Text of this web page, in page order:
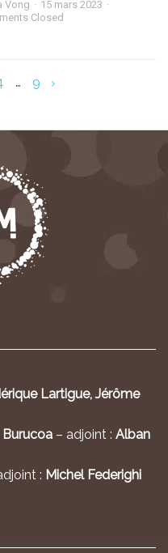
Vong
15 mars 2023
Closed
… 9
Lartigue, Jérôme
– adjoint : Alban
: Michel Federighi